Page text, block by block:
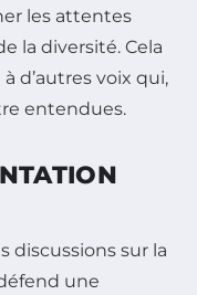
les attentes
la diversité. Cela
d’autres voix qui,
entendues.
discussions sur la
une